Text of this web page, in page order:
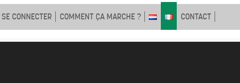
SE CONNECTER COMMENT ÇA MARCHE ? CONTACT